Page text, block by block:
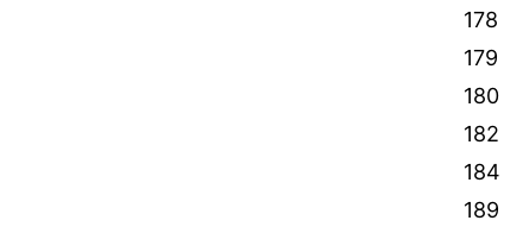
178
179
180
182
184
189